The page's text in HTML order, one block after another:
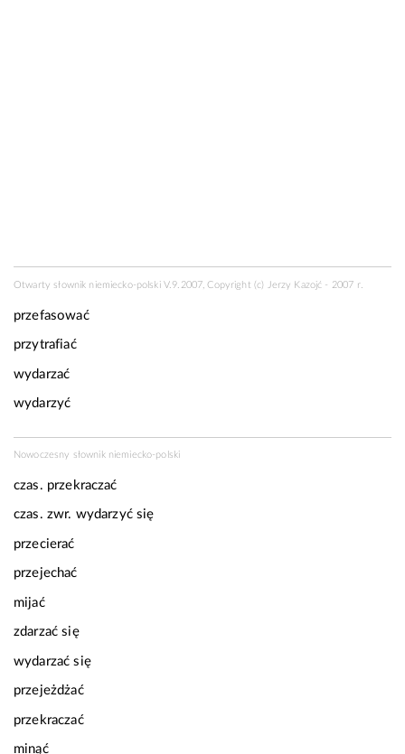
Otwarty słownik niemiecko-polski V.9.2007, Copyright (c) Jerzy Kazojć - 2007 r.
przefasować
przytrafiać
wydarzać
wydarzyć
Nowoczesny słownik niemiecko-polski
czas. przekraczać
czas. zwr. wydarzyć się
przecierać
przejechać
mijać
zdarzać się
wydarzać się
przejeżdżać
przekraczać
minąć